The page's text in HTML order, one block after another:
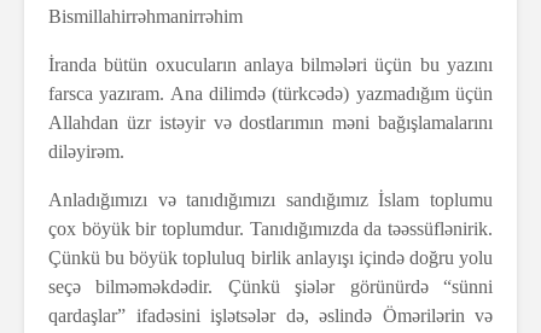
Bismillahirrəhmanirrəhim
İranda bütün oxucuların anlaya bilmələri üçün bu yazını
farsca yazıram. Ana dilimdə (türkcədə) yazmadığım üçün
Allahdan üzr istəyir və dostlarımın məni bağışlamalarını
diləyirəm.
Anladığımızı və tanıdığımızı sandığımız İslam toplumu
çox böyük bir toplumdur. Tanıdığımızda da təəssüflənirik.
Çünkü bu böyük topluluq birlik anlayışı içində doğru yolu
seçə bilməməkdədir. Çünkü şiələr görünürdə “sünni
qardaşlar” ifadəsini işlətsələr də, əslində Ömərilərin və